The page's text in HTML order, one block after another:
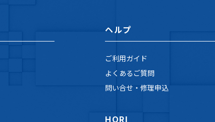
ヘルプ
ご利用ガイド
よくあるご質問
問い合せ・修理申込
HORI